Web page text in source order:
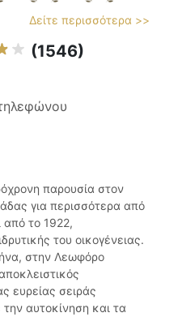
Δείτε περισσότερα >>
(1546)
παρουσία στον
για περισσότερα από
από το 1922,
του οικογένειας.
στην Λεωφόρο
ευρείας σειράς
αυτοκίνηση και τα